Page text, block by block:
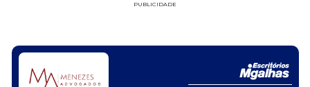
PUBLICIDADE